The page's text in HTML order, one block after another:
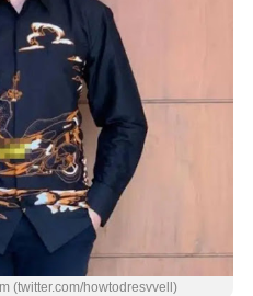
(twitter.com/howtodresvvell)